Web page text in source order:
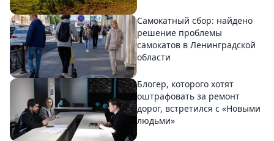
Самокатный сбор: найдено
решение проблемы
самокатов в Ленинградской
области
Блогер, которого хотят
оштрафовать за ремонт
дорог, встретился с «Новыми
людьми»